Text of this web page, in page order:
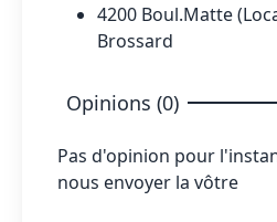
4200 Boul.Matte
Brossard
Opinions (0)
Pas d'opinion pour
nous envoyer la vôtre